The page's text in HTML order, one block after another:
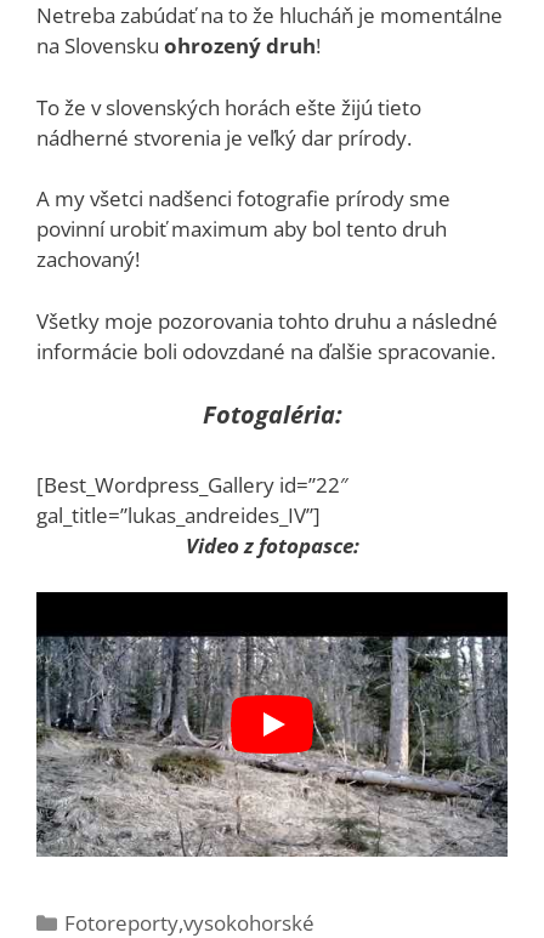
Netreba zabúdať na to že hlucháň je momentálne
na Slovensku ohrozený druh!
To že v slovenských horách ešte žijú tieto
nádherné stvorenia je veľký dar prírody.
A my všetci nadšenci fotografie prírody sme
povinní urobiť maximum aby bol tento druh
zachovaný!
Všetky moje pozorovania tohto druhu a následné
informácie boli odovzdané na ďalšie spracovanie.
Fotogaléria:
[Best_Wordpress_Gallery id=”22″
gal_title=”lukas_andreides_IV”]
Video z fotopasce:
Kategórie
Fotoreporty,vysokohorské